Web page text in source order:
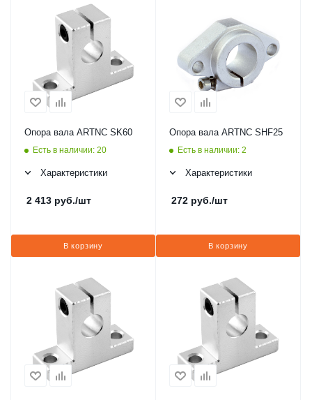
Опора вала ARTNC SK60
Есть в наличии: 20
Характеристики
2 413 руб./шт
В корзину
Опора вала ARTNC SHF25
Есть в наличии: 2
Характеристики
272 руб./шт
В корзину